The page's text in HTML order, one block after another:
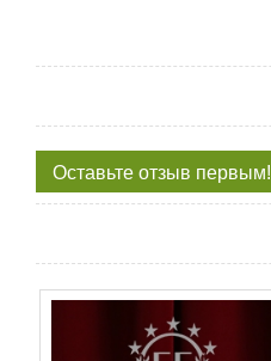
Оставьте отзыв первым!